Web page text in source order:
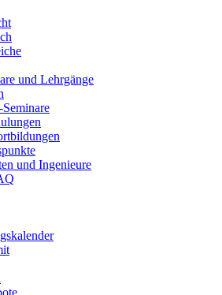
und Lehrgänge
und Ingenieure